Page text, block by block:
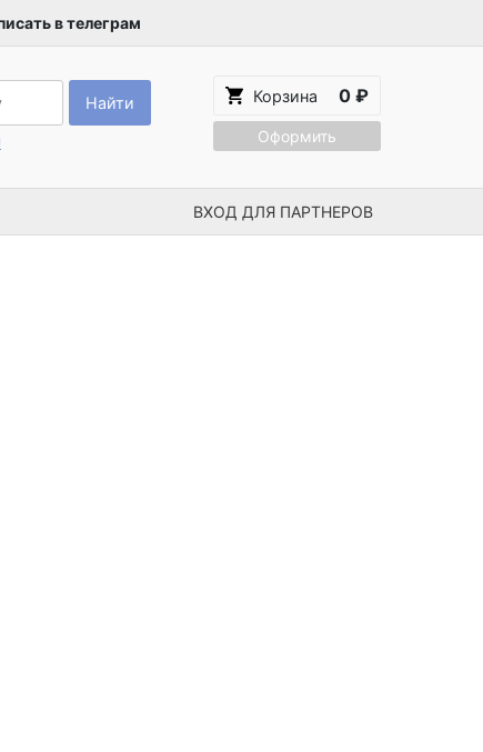
в телеграм
Найти Корзина 0 ₽
Оформить
ВХОД ДЛЯ ПАРТНЕРОВ